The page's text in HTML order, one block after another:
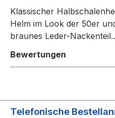
Klassischer
Helm im Look der 50er
braunes Leder-
Bewertungen
Telefonische